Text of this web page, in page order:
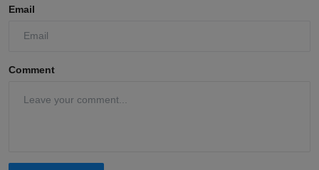
Email
Comment